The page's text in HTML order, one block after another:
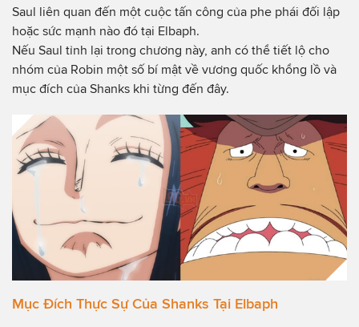
Saul liên quan đến một cuộc tấn công của phe phái đối lập
hoặc sức mạnh nào đó tại Elbaph.
Nếu Saul tỉnh lại trong chương này, anh có thể tiết lộ cho
nhóm của Robin một số bí mật về vương quốc khổng lồ và
mục đích của Shanks khi từng đến đây.
Mục Đích Thực Sự Của Shanks Tại Elbaph